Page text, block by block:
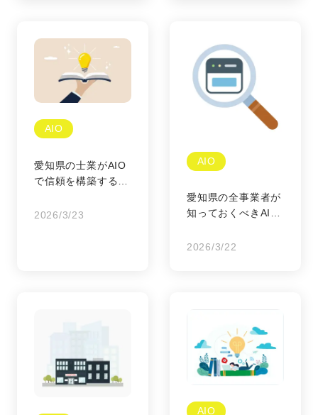
AIO
愛知県の士業がAIO
で信頼を構築するた
2026/3/23
AIO
愛知県の全事業者が
知っておくべきAIO
2026/3/22
AIO